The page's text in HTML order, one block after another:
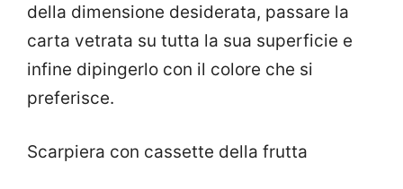
della dimensione desiderata, passare la
carta vetrata su tutta la sua superficie e
infine dipingerlo con il colore che si
preferisce.
Scarpiera con cassette della frutta